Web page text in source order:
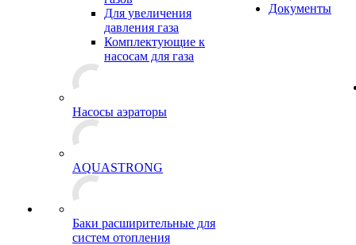
Для увеличения
давления газа
Комплектующие к
насосам для газа
Насосы аэраторы
AQUASTRONG
Баки расширительные для
систем отопления
Документы